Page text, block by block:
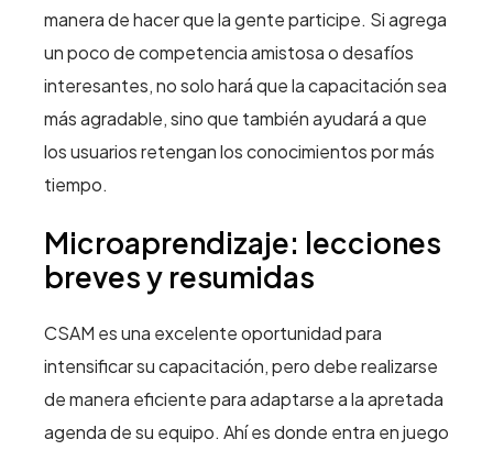
manera de hacer que la gente participe. Si agrega
un poco de competencia amistosa o desafíos
interesantes, no solo hará que la capacitación sea
más agradable, sino que también ayudará a que
los usuarios retengan los conocimientos por más
tiempo.
Microaprendizaje: lecciones
breves y resumidas
CSAM es una excelente oportunidad para
intensificar su capacitación, pero debe realizarse
de manera eficiente para adaptarse a la apretada
agenda de su equipo. Ahí es donde entra en juego